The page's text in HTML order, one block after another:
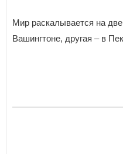
Мир раскалывается на
Вашингтоне, другая – в